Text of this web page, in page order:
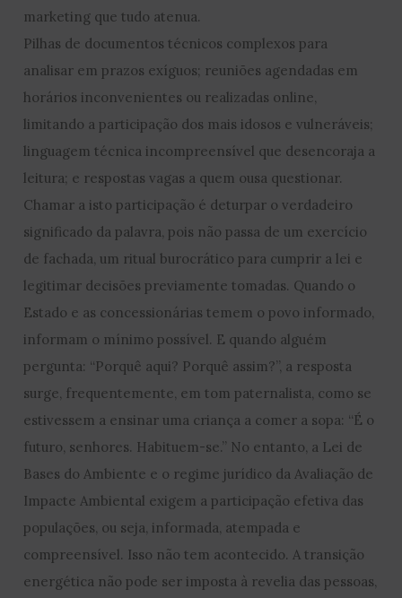
marketing que tudo atenua.
Pilhas de documentos técnicos complexos para
analisar em prazos exíguos; reuniões agendadas em
horários inconvenientes ou realizadas online,
limitando a participação dos mais idosos e vulneráveis;
linguagem técnica incompreensível que desencoraja a
leitura; e respostas vagas a quem ousa questionar.
Chamar a isto participação é deturpar o verdadeiro
significado da palavra, pois não passa de um exercício
de fachada, um ritual burocrático para cumprir a lei e
legitimar decisões previamente tomadas. Quando o
Estado e as concessionárias temem o povo informado,
informam o mínimo possível. E quando alguém
pergunta: “Porquê aqui? Porquê assim?”, a resposta
surge, frequentemente, em tom paternalista, como se
estivessem a ensinar uma criança a comer a sopa: “É o
futuro, senhores. Habituem-se.” No entanto, a Lei de
Bases do Ambiente e o regime jurídico da Avaliação de
Impacte Ambiental exigem a participação efetiva das
populações, ou seja, informada, atempada e
compreensível. Isso não tem acontecido. A transição
energética não pode ser imposta à revelia das pessoas,